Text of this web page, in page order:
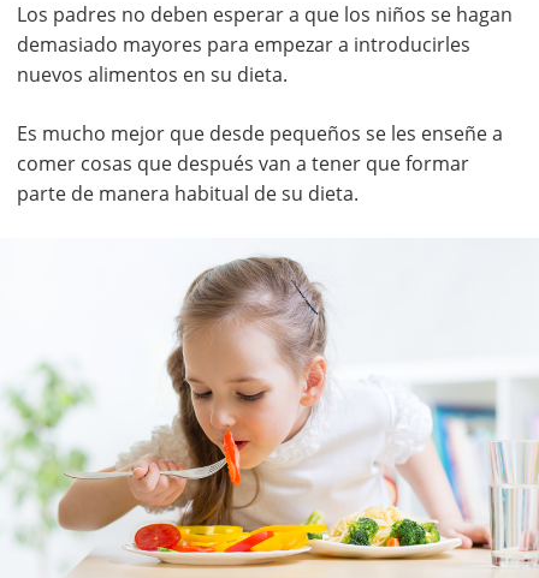
Los padres no deben esperar a que los niños se hagan
demasiado mayores para empezar a introducirles
nuevos alimentos en su dieta.
Es mucho mejor que desde pequeños se les enseñe a
comer cosas que después van a tener que formar
parte de manera habitual de su dieta.